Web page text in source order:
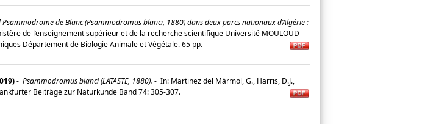
de Blanc (Psammodromus blanci, 1880) dans deux parcs nationaux d’Algérie :
de l’enseignement supérieur et de la recherche scientifique Université MOULOUD
Département de Biologie Animale et Végétale. 65 pp.
- Psammodromus blanci (LATASTE, 1880). - In: Martinez del Mármol, G., Harris, D.J.,
Beiträge zur Naturkunde Band 74: 305-307.